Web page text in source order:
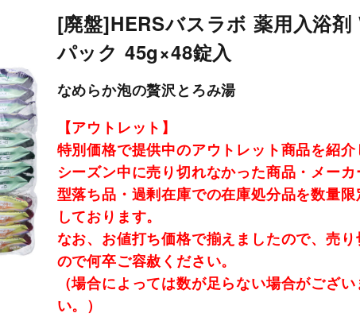
[廃盤]HERSバスラボ 薬用入浴剤
パック 45g×48錠入
なめらか泡の贅沢とろみ湯
【アウトレット】
特別価格で提供中のアウトレット商品を紹介
シーズン中に売り切れなかった商品・メー
型落ち品・過剰在庫での在庫処分品を数量
しております。
なお、お値打ち価格で揃えましたので、売
ので何卒ご容赦ください。
（場合によっては数が足らない場合がござ
い。）